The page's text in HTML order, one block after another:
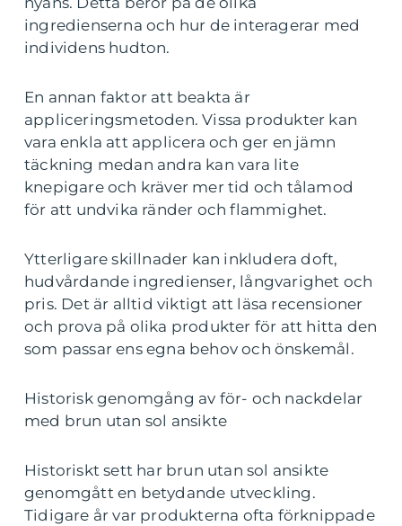
ingredienserna och hur de interagerar med
individens hudton.
En annan faktor att beakta är
appliceringsmetoden. Vissa produkter kan
vara enkla att applicera och ger en jämn
täckning medan andra kan vara lite
knepigare och kräver mer tid och tålamod
för att undvika ränder och flammighet.
Ytterligare skillnader kan inkludera doft,
hudvårdande ingredienser, långvarighet och
pris. Det är alltid viktigt att läsa recensioner
och prova på olika produkter för att hitta den
som passar ens egna behov och önskemål.
Historisk genomgång av för- och nackdelar
med brun utan sol ansikte
Historiskt sett har brun utan sol ansikte
genomgått en betydande utveckling.
Tidigare år var produkterna ofta förknippade